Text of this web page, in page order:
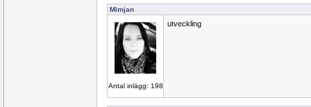
Mimjan
Antal inlägg: 198
utveckling